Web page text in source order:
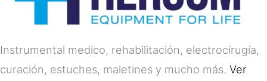
Instrumental medico, rehabilitación, electrocirugía,
curación, estuches, maletines y mucho más. Ver